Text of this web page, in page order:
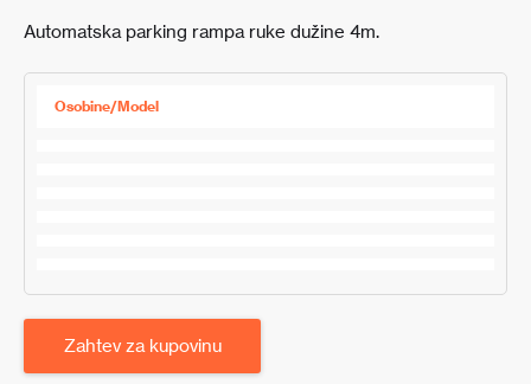
Automatska parking rampa ruke dužine 4m.
Osobine/Model
Zahtev za kupovinu